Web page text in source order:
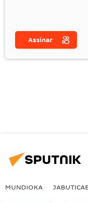
Assinar
MUNDIOKA